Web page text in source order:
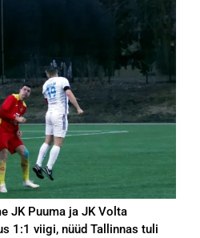
JK Puuma ja JK Volta
1:1 viigi, nüüd Tallinnas tuli